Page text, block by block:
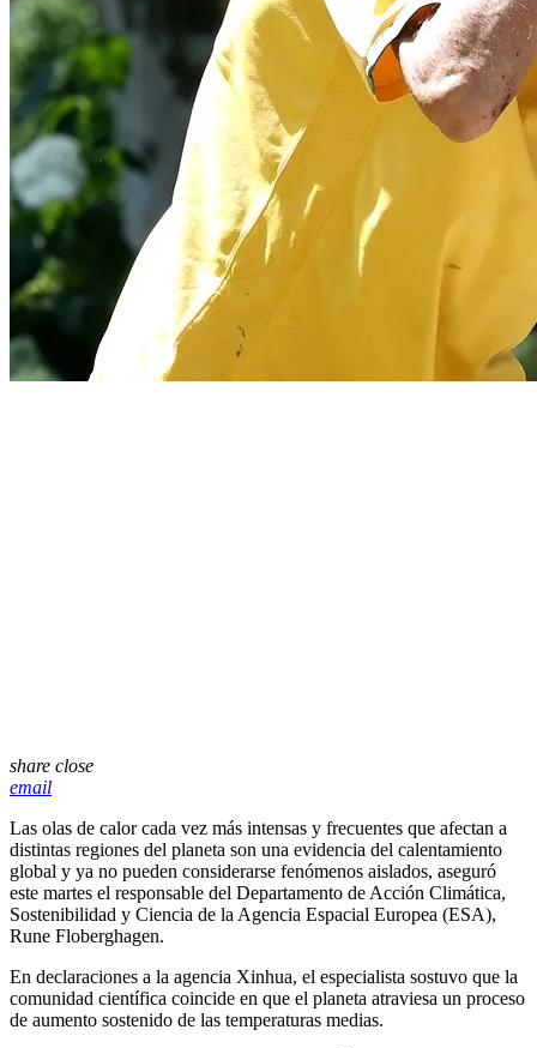
share close
email
Las olas de calor cada vez más intensas y frecuentes que afectan a
distintas regiones del planeta son una evidencia del calentamiento
global y ya no pueden considerarse fenómenos aislados, aseguró
este martes el responsable del Departamento de Acción Climática,
Sostenibilidad y Ciencia de la Agencia Espacial Europea (ESA),
Rune Floberghagen.
En declaraciones a la agencia Xinhua, el especialista sostuvo que la
comunidad científica coincide en que el planeta atraviesa un proceso
de aumento sostenido de las temperaturas medias.